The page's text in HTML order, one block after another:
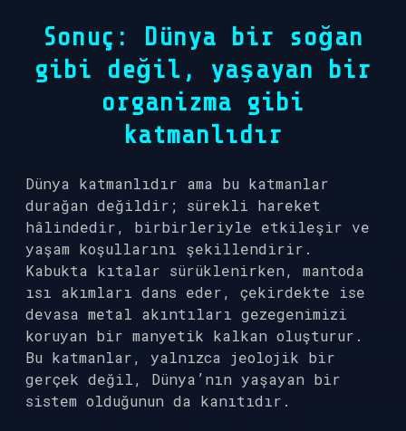
Sonuç: Dünya bir soğan
gibi değil, yaşayan bir
organizma gibi
katmanlıdır
Dünya katmanlıdır ama bu katmanlar
durağan değildir; sürekli hareket
hâlindedir, birbirleriyle etkileşir ve
yaşam koşullarını şekillendirir.
Kabukta kıtalar sürüklenirken, mantoda
ısı akımları dans eder, çekirdekte ise
devasa metal akıntıları gezegenimizi
koruyan bir manyetik kalkan oluşturur.
Bu katmanlar, yalnızca jeolojik bir
gerçek değil, Dünya’nın yaşayan bir
sistem olduğunun da kanıtıdır.